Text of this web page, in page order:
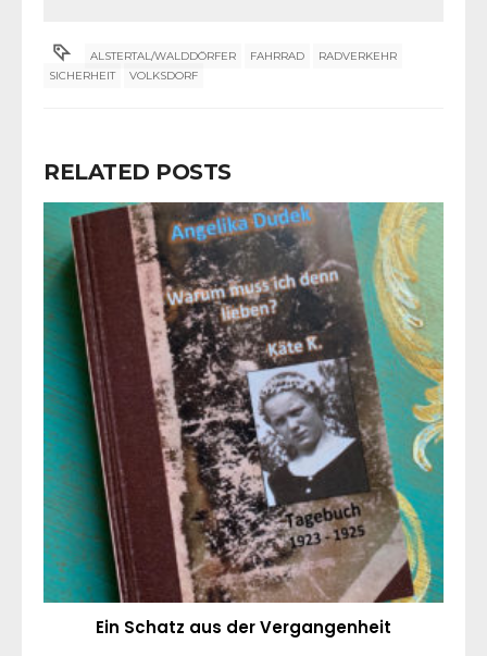
ALSTERTAL/WALDDÖRFER FAHRRAD
RADVERKEHR
SICHERHEIT
VOLKSDORF
RELATED POSTS
Ein Schatz aus der Vergangenheit